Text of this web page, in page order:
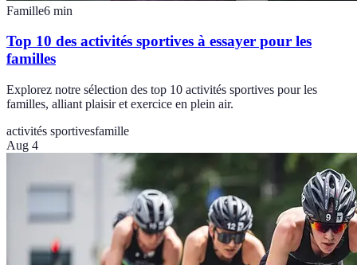
Famille6 min
Top 10 des activités sportives à essayer pour les
familles
Explorez notre sélection des top 10 activités sportives pour les
familles, alliant plaisir et exercice en plein air.
activités sportivesfamille
Aug 4